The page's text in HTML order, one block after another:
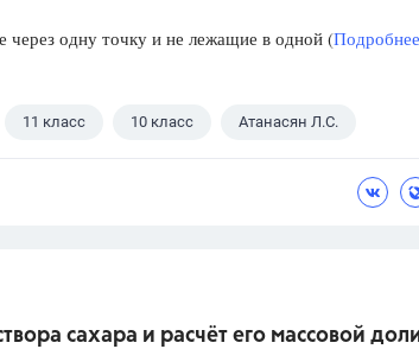
одну точку и не лежащие в одной (
11 класс 10 класс Атанасян Л.С.
сахара и расчёт его массовой